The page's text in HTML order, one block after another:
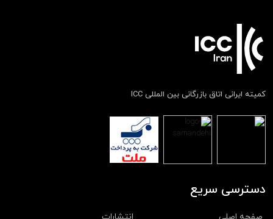
کمیته ایرانی اتاق بازرگانی بین المللی ICC
دسترسی سریع